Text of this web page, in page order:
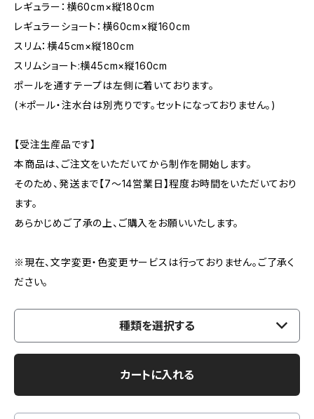
レギュラー：横60cm×縦180cm
レギュラーショート：横60cm×縦160cm
スリム：横45cm×縦180cm
スリムショート:横45cm×縦160cm
ポールを通すテープは左側に着いております。
(＊ポール・注水台は別売りです。セットになっておりません。)
【受注生産品です】
本商品は、ご注文をいただいてから制作を開始します。
そのため、発送まで【7〜14営業日】程度お時間をいただいており
ます。
あらかじめご了承の上、ご購入をお願いいたします。
※現在、文字変更・色変更サービスは行っておりません。ご了承く
ださい。
種類を選択する
カートに入れる